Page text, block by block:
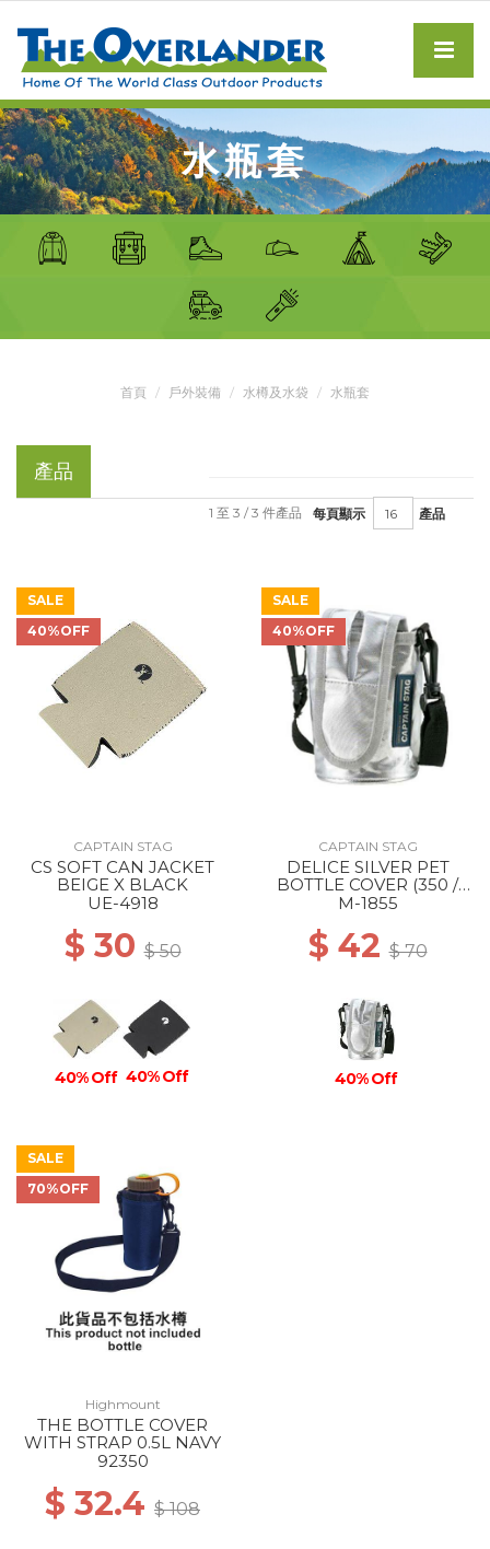
水瓶套
首頁 戶外裝備 水樽及水袋 水瓶套
產品
每頁顯示 產品
1 至 3 / 3 件產品
SALE
40%OFF
CAPTAIN STAG
CS SOFT CAN JACKET
BEIGE X BLACK
UE-4918
$ 30$ 50
40% Off 40% Off
SALE
40%OFF
CAPTAIN STAG
DELICE SILVER PET
BOTTLE COVER (350 /
500ML COMBINED USE)
M-1855
$ 42$ 70
40% Off
SALE
70%OFF
Highmount
THE BOTTLE COVER
WITH STRAP 0.5L NAVY
92350
$ 32.4 $ 108